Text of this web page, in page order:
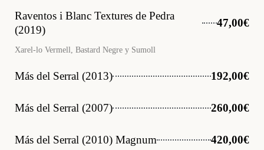
Raventos i Blanc Textures de Pedra
(2019)
47,00€
Xarel-lo Vermell, Bastard Negre y Sumoll
Más del Serral (2013) 192,00€
Más del Serral (2007) 260,00€
Más del Serral (2010) Magnum 420,00€